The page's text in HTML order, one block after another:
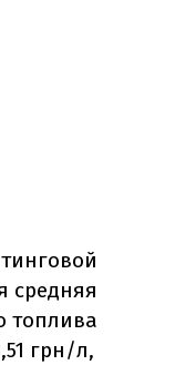
средняя
топлива
грн/л,